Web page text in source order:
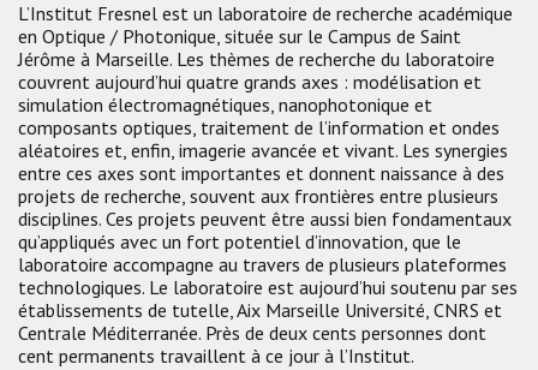
L’Institut Fresnel est un laboratoire de recherche académique
en Optique / Photonique, située sur le Campus de Saint
Jérôme à Marseille. Les thèmes de recherche du laboratoire
couvrent aujourd’hui quatre grands axes : modélisation et
simulation électromagnétiques, nanophotonique et
composants optiques, traitement de l’information et ondes
aléatoires et, enfin, imagerie avancée et vivant. Les synergies
entre ces axes sont importantes et donnent naissance à des
projets de recherche, souvent aux frontières entre plusieurs
disciplines. Ces projets peuvent être aussi bien fondamentaux
qu’appliqués avec un fort potentiel d’innovation, que le
laboratoire accompagne au travers de plusieurs plateformes
technologiques. Le laboratoire est aujourd’hui soutenu par ses
établissements de tutelle, Aix Marseille Université, CNRS et
Centrale Méditerranée. Près de deux cents personnes dont
cent permanents travaillent à ce jour à l’Institut.